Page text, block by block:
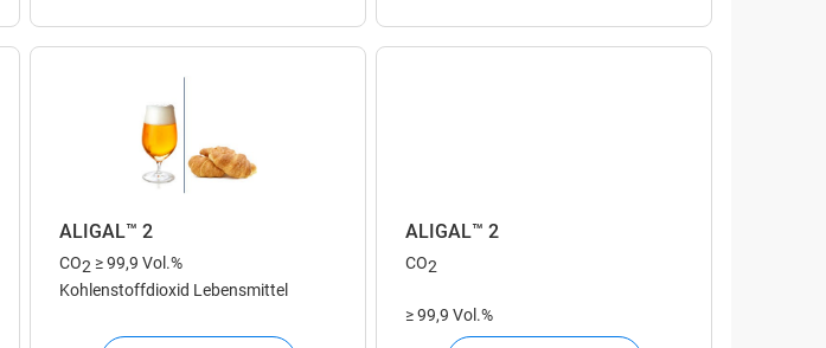
ALIGAL™ 2
CO2 ≥ 99,9 Vol.%
Kohlenstoffdioxid Lebensmittel
ALIGAL™ 2
CO2
≥ 99,9 Vol.%